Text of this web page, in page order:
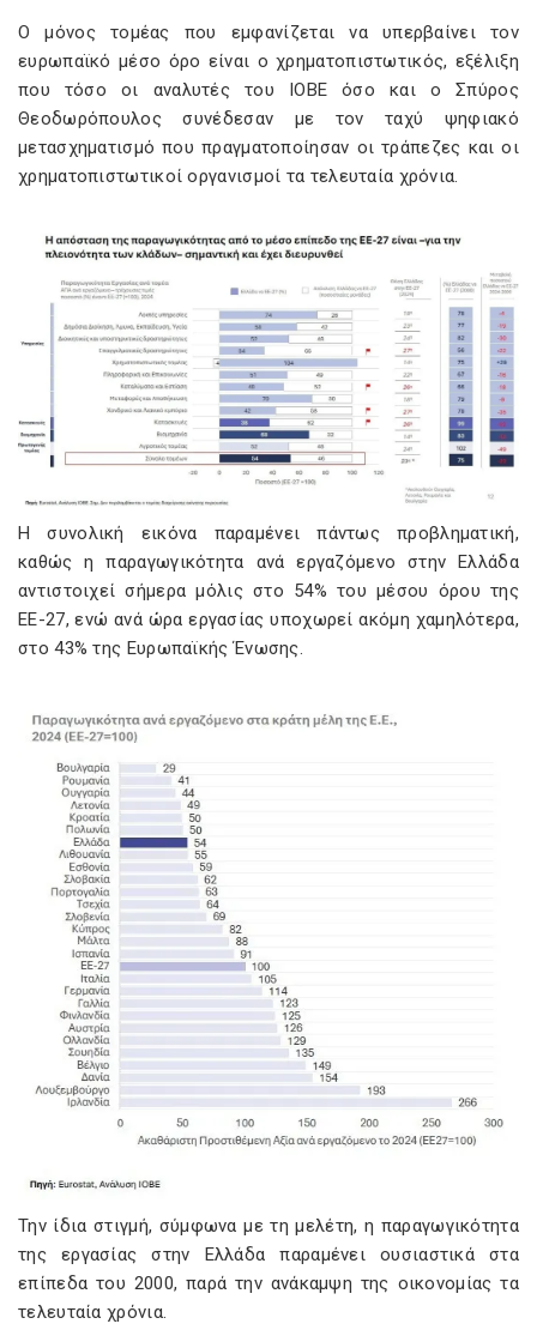
Ο μόνος τομέας που εμφανίζεται να υπερβαίνει τον
ευρωπαϊκό μέσο όρο είναι ο χρηματοπιστωτικός, εξέλιξη
που τόσο οι αναλυτές του ΙΟΒΕ όσο και ο Σπύρος
Θεοδωρόπουλος συνέδεσαν με τον ταχύ ψηφιακό
μετασχηματισμό που πραγματοποίησαν οι τράπεζες και οι
χρηματοπιστωτικοί οργανισμοί τα τελευταία χρόνια.
Η συνολική εικόνα παραμένει πάντως προβληματική,
καθώς η παραγωγικότητα ανά εργαζόμενο στην Ελλάδα
αντιστοιχεί σήμερα μόλις στο 54% του μέσου όρου της
ΕΕ-27, ενώ ανά ώρα εργασίας υποχωρεί ακόμη χαμηλότερα,
στο 43% της Ευρωπαϊκής Ένωσης.
Την ίδια στιγμή, σύμφωνα με τη μελέτη, η παραγωγικότητα
της εργασίας στην Ελλάδα παραμένει ουσιαστικά στα
επίπεδα του 2000, παρά την ανάκαμψη της οικονομίας τα
τελευταία χρόνια.